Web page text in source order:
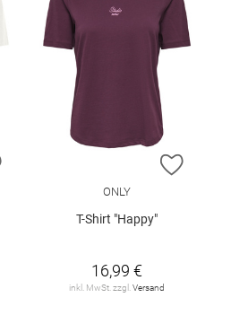
ZUR WUNSCHLISTE HINZUFÜGEN
ZUR
ONLY
T-Shirt "Happy"
16,99 €
inkl. MwSt. zzgl.Versand